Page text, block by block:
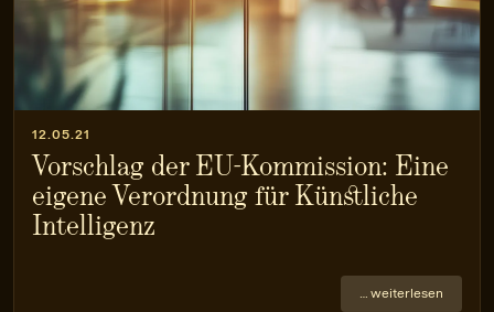
12.05.21
Vorschlag der EU-Kommission: Eine
eigene Verordnung für Künstliche
Intelligenz
… weiterlesen